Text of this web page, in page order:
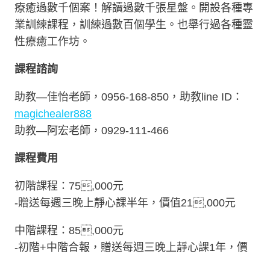
療癒過數千個案！解讀過數千張星盤。開設各種專
業訓練課程，訓練過數百個學生。也舉行過各種靈
性療癒工作坊。
課程諮詢
助教—佳怡老師，0956-168-850，助教line ID：
magichealer888
助教—阿宏老師，0929-111-466
課程費用
初階課程：75,000元
-贈送每週三晚上靜心課半年，價值21,000元
中階課程：85,000元
-初階+中階合報，贈送每週三晚上靜心課1年，價